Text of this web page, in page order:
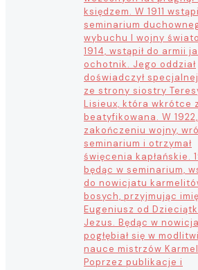
księdzem. W 1911
seminarium
wybuchu I wojny
1914, wstąpił do armii
ochotnik. Jego oddział
doświadczył specjalnej
ze strony siostry
Lisieux, która wkrótce
beatyfikowana. W
zakończeniu wojny,
seminarium i otrzymał
święcenia kapłańskie.
będąc w seminarium,
do nowicjatu
bosych, przyjmując
Eugeniusz od
Jezus. Będąc w
pogłębiał się w
nauce mistrzów
Poprzez publikacje i